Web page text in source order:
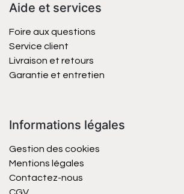
Aide et services
Foire aux questions
Service client
Livraison et retours
Garantie et entretien
Informations légales
Gestion des cookies
Mentions légales
Contactez-nous